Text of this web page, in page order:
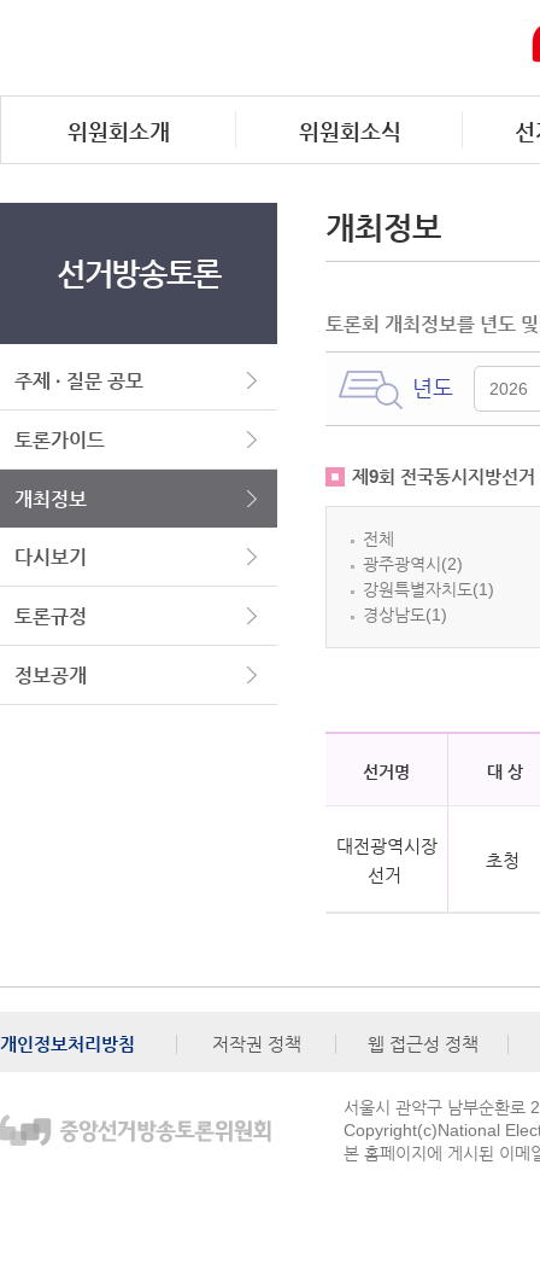
위원회소개 위원회소식
선거방송토론
주제 · 질문 공모
토론가이드
개최정보
다시보기
토론규정
정보공개
개최정보
토론회 개최정보를 년도
년도
제9회 전국동시지방선거
전체
광주광역시(2)
강원특별자치도(1)
경상남도(1)
선거명 대 상
대전광역시장
선거
초청
개인정보처리방침 저작권 정책 웹 접근성 정책
서울시 관악구 남부순환로
Copyright(c)National
본 홈페이지에 게시된 이메